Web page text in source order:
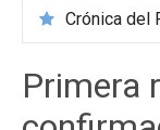
Primera